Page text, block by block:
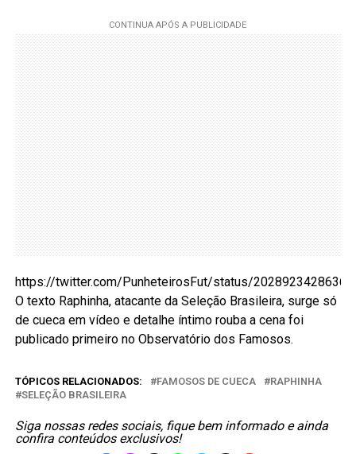
https://twitter.com/PunheteirosFut/status/
O texto Raphinha, atacante da Seleção Brasileira, surge só
de cueca em vídeo e detalhe íntimo rouba a cena foi
publicado primeiro no Observatório dos Famosos.
TÓPICOS RELACIONADOS: FAMOSOS DE CUECA
RAPHINHA
SELEÇÃO BRASILEIRA
Siga nossas redes sociais, fique bem informado e ainda
confira conteúdos exclusivos!